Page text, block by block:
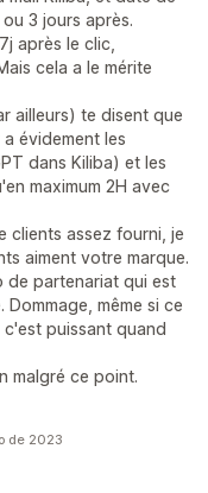
3 jours après.
après le clic,
cela a le mérite
ailleurs) te disent que
évidement les
dans Kiliba) et les
maximum 2H avec
clients assez fourni, je
aiment votre marque.
de partenariat qui est
même si ce
puissant quand
malgré ce point.
de 2023